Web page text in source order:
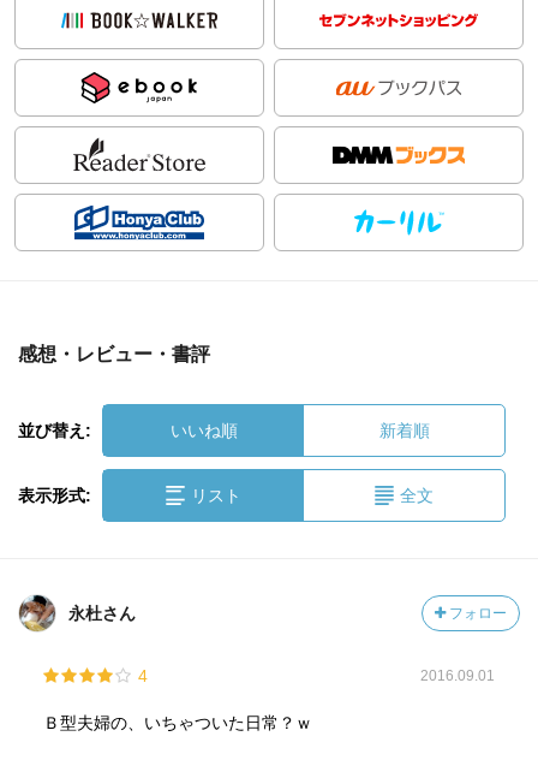
感想・レビュー・書評
並び替え: いいね順 新着順
表示形式: リスト 全文
永杜さん フォロー
4 2016.09.01
Ｂ型夫婦の、いちゃついた日常？ｗ